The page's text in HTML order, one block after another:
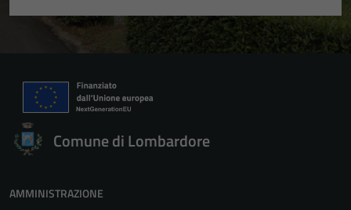
Comune di Lombardore
AMMINISTRAZIONE